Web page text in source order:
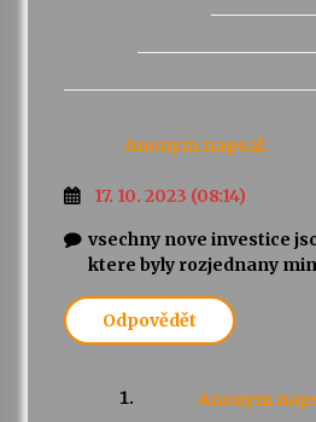
Anonym napsal:
17. 10. 2023 (08:14)
vsechny nove investice
ktere byly rozjednany
Odpovědět
Anonym